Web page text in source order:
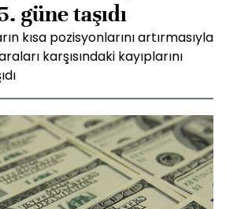
güne taşıdı
kısa pozisyonlarını artırmasıyla
karşısındaki kayıplarını